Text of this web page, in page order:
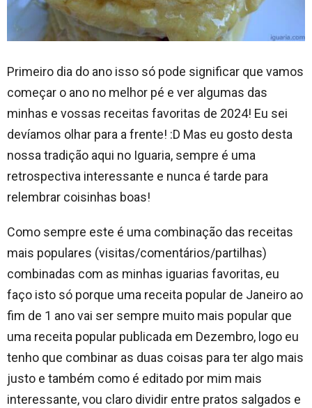
Primeiro dia do ano isso só pode significar que vamos
começar o ano no melhor pé e ver algumas das
minhas e vossas receitas favoritas de 2024! Eu sei
devíamos olhar para a frente! :D Mas eu gosto desta
nossa tradição aqui no Iguaria, sempre é uma
retrospectiva interessante e nunca é tarde para
relembrar coisinhas boas!
Como sempre este é uma combinação das receitas
mais populares (visitas/comentários/partilhas)
combinadas com as minhas iguarias favoritas, eu
faço isto só porque uma receita popular de Janeiro ao
fim de 1 ano vai ser sempre muito mais popular que
uma receita popular publicada em Dezembro, logo eu
tenho que combinar as duas coisas para ter algo mais
justo e também como é editado por mim mais
interessante, vou claro dividir entre pratos salgados e